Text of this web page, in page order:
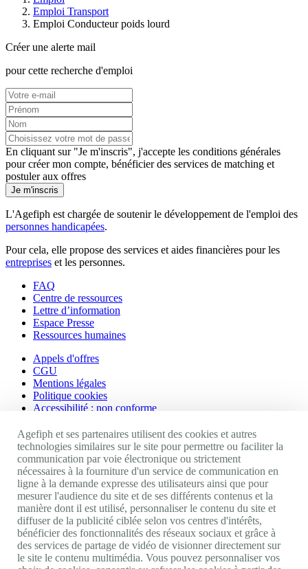
Emploi Transport
Emploi Conducteur poids lourd
Créer une alerte mail
pour cette recherche d'emploi
En cliquant sur "Je m'inscris", j'accepte les conditions générales
pour créer mon compte, bénéficier des services de matching et
postuler aux offres
Je m'inscris
L'Agefiph est chargée de soutenir le développement de l'emploi des
personnes handicapées.
Pour cela, elle propose des services et aides financières pour les
entreprises et les personnes.
FAQ
Centre de ressources
Lettre d’information
Espace Presse
Ressources humaines
Appels d'offres
CGU
Mentions légales
Politique cookies
Accessibilité : non conforme
Nos autres sites
Site portail Agefiph
Activateur de progrès
Handinnov
Innovation et recherche
Université du RRH
Service AppuiPro
Nous suivre
Agefiph et ses partenaires utilisent des cookies et autres
technologies similaires sur le site pour permettre ou faciliter la
communication par voie électronique ou strictement
nécessaires à la fourniture d'un service de communication en
ligne à la demande expresse des utilisateurs ainsi que pour
mesurer l'audience du site et de ses différents contenus et la
manière dont il est utilisé, personnaliser le contenu du site et
diffuser de la publicité ciblée selon vos centres d'intérêts,
bénéficier des fonctionnalités des réseaux sociaux et grâce à
des services de partage de vidéo de visionner directement sur
le site le contenu multimédia. Vous pouvez personnaliser vos